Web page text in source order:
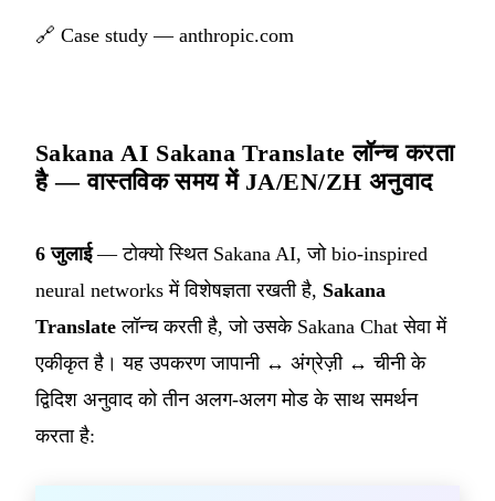
🔗 Case study — anthropic.com
Sakana AI Sakana Translate लॉन्च करता
है — वास्तविक समय में JA/EN/ZH अनुवाद
6 जुलाई— टोक्यो स्थित Sakana AI, जो bio-inspired
neural networks में विशेषज्ञता रखती है, Sakana
Translate लॉन्च करती है, जो उसके Sakana Chat सेवा में
एकीकृत है। यह उपकरण जापानी ↔ अंग्रेज़ी ↔ चीनी के
द्विदिश अनुवाद को तीन अलग-अलग मोड के साथ समर्थन
करता है: